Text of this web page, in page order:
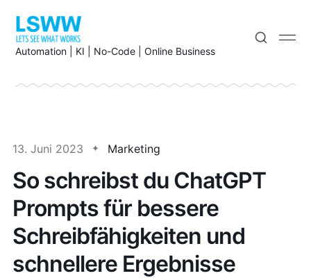
Automation | KI | No-Code | Online Business
13. Juni 2023 Marketing
So schreibst du ChatGPT
Prompts für bessere
Schreibfähigkeiten und
schnellere Ergebnisse